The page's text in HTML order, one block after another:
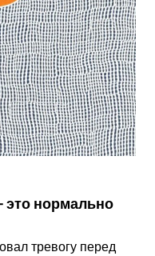
это нормально
тревогу перед